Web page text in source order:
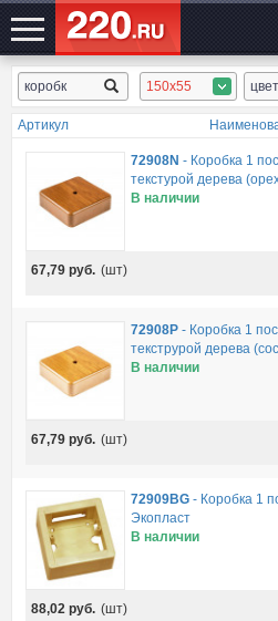
ЭЛЕКТРОСАЙТ№1 150x55 цвет
Артикул
72908N - Коробка 1
текстурой дерева
В наличии
67,79 руб. (шт)
72908P- Коробка 1
текструрой дерева
В наличии
67,79 руб. (шт)
72909BG- Коробка 1
Экопласт
В наличии
88,02 руб. (шт)